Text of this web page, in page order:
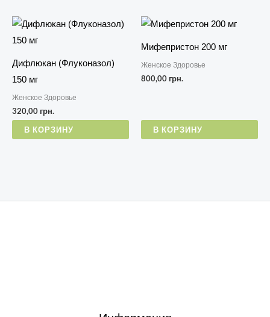
Дифлюкан (Флуконазол)
150 мг
Женское Здоровье
320,00 грн.
В КОРЗИНУ
Мифепристон 200 мг
Женское Здоровье
800,00 грн.
В КОРЗИНУ